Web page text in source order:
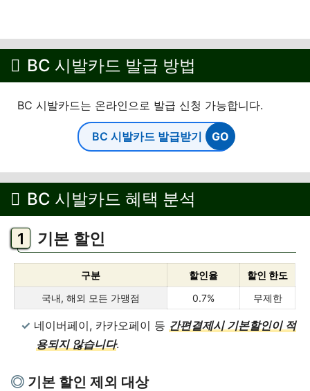
BC 시발카드 발급 방법
BC 시발카드는 온라인으로 발급 신청 가능합니다.
BC 시발카드 발급받기
BC 시발카드 혜택 분석
기본 할인
구분 할인율
할인 한도
국내, 해외 모든 가맹점
0.7% 무제한
네이버페이, 카카오페이 등 간편결제시 기본할인이 적
용되지 않습니다.
기본 할인 제외 대상